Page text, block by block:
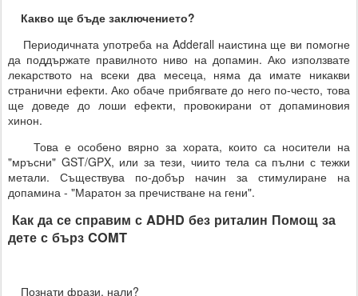
Какво ще бъде заключението?
Периодичната употреба на Adderall наистина ще ви помогне
да поддържате правилното ниво на допамин. Ако използвате
лекарството на всеки два месеца, няма да имате никакви
странични ефекти. Ако обаче прибягвате до него по-често, това
ще доведе до лоши ефекти, провокирани от допаминовия
хинон.
Това е особено вярно за хората, които са носители на
"мръсни" GST/GPX, или за тези, чиито тела са пълни с тежки
метали. Съществува по-добър начин за стимулиране на
допамина - "Маратон за пречистване на гени".
Как да се справим с ADHD без риталин Помощ за
дете с бърз COMT
Познати фрази, нали?